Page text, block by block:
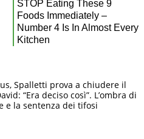
Spalletti prova a chiudere il
“Era deciso così”. L’ombra di
e la sentenza dei tifosi